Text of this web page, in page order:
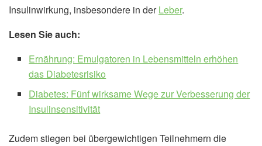
Insulinwirkung, insbesondere in derLeber.
Lesen Sie auch:
Ernährung: Emulgatoren in Lebensmitteln erhöhen
das Diabetesrisiko
Diabetes: Fünf wirksame Wege zur Verbesserung der
Insulinsensitivität
Zudem stiegen bei übergewichtigen Teilnehmern die